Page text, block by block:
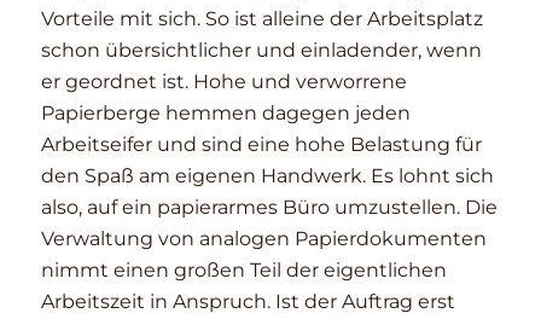
Vorteile mit sich. So ist alleine der Arbeitsplatz
schon übersichtlicher und einladender, wenn
er geordnet ist. Hohe und verworrene
Papierberge hemmen dagegen jeden
Arbeitseifer und sind eine hohe Belastung für
den Spaß am eigenen Handwerk. Es lohnt sich
also, auf ein papierarmes Büro umzustellen. Die
Verwaltung von analogen Papierdokumenten
nimmt einen großen Teil der eigentlichen
Arbeitszeit in Anspruch. Ist der Auftrag erst